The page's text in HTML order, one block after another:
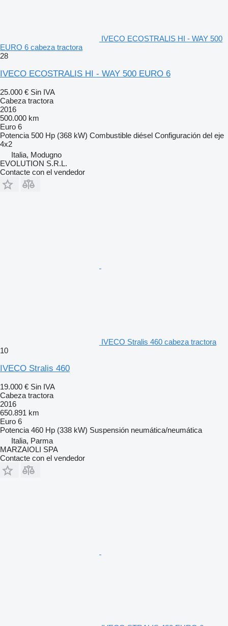
IVECO ECOSTRALIS HI - WAY 500
EURO 6 cabeza tractora
28
IVECO ECOSTRALIS HI - WAY 500 EURO 6
25.000 € Sin IVA
Cabeza tractora
2016
500.000 km
Euro 6
Potencia 500 Hp (368 kW) Combustible diésel Configuración del eje
4x2
Italia, Modugno
EVOLUTION S.R.L.
Contacte con el vendedor
IVECO Stralis 460 cabeza tractora
10
IVECO Stralis 460
19.000 € Sin IVA
Cabeza tractora
2016
650.891 km
Euro 6
Potencia 460 Hp (338 kW) Suspensión neumática/neumática
Italia, Parma
MARZAIOLI SPA
Contacte con el vendedor